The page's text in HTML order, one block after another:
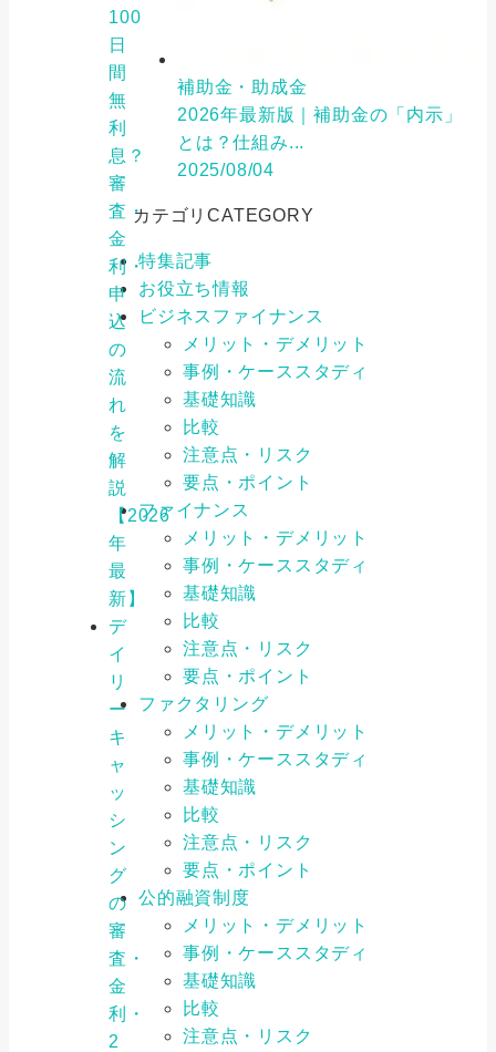
100
日
間
無
利
息？
審
査・
金
利・
申
込
の
流
れ
を
解
説
【2026
年
最
新】
デ
イ
リ
ー
キ
ャ
ッ
シ
ン
グ
の
審
査・
金
利・
2
補助金・助成金
2026年最新版｜補助金の「内示」
とは？仕組み...
2025/08/04
カテゴリCATEGORY
特集記事
お役立ち情報
ビジネスファイナンス
メリット・デメリット
事例・ケーススタディ
基礎知識
比較
注意点・リスク
要点・ポイント
ファイナンス
メリット・デメリット
事例・ケーススタディ
基礎知識
比較
注意点・リスク
要点・ポイント
ファクタリング
メリット・デメリット
事例・ケーススタディ
基礎知識
比較
注意点・リスク
要点・ポイント
公的融資制度
メリット・デメリット
事例・ケーススタディ
基礎知識
比較
注意点・リスク